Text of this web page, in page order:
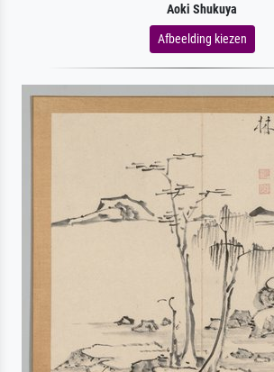
Aoki Shukuya
Afbeelding kiezen